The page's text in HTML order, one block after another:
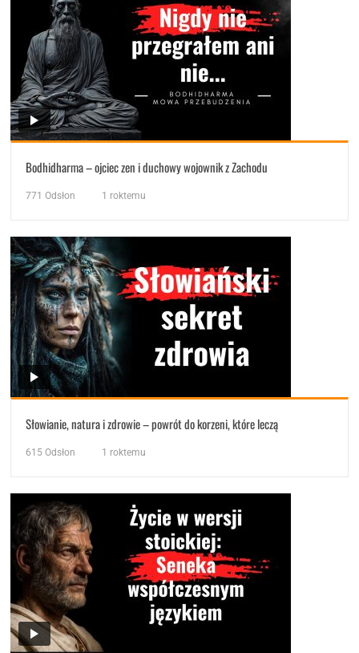
Bodhidharma – ojciec zen i duchowy wojownik z Zachodu
771 Odsłon 1 roktemu
Słowianie, natura i zdrowie – powrót do korzeni, które leczą
615 Odsłon 1 roktemu